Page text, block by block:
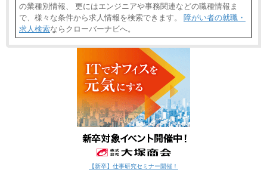
の業種別情報、 更にはエンジニアや事務関連などの職種情報ま
で、様々な条件から求人情報を検索できます。 障がい者の就職・
求人検索ならクローバーナビへ。
【新卒】仕事研究セミナー開催！